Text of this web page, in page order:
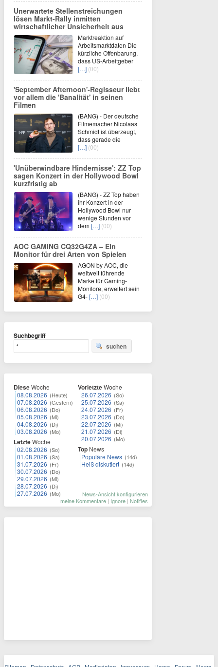
Unerwartete Stellenstreichungen
lösen Markt-Rally inmitten
wirtschaftlicher Unsicherheit aus
Marktreaktion auf
Arbeitsmarktdaten Die
kürzliche Offenbarung,
dass US-Arbeitgeber
[…] (00)
'September Afternoon'-Regisseur liebt
vor allem die 'Banalität' in seinen
Filmen
(BANG) - Der deutsche
Filmemacher Nicolaas
Schmidt ist überzeugt,
dass gerade die
[…] (00)
'Unüberwindbare Hindernisse': ZZ Top
sagen Konzert in der Hollywood Bowl
kurzfristig ab
(BANG) - ZZ Top haben
ihr Konzert in der
Hollywood Bowl nur
wenige Stunden vor
dem[…] (00)
AOC GAMING CQ32G4ZA – Ein
Monitor für drei Arten von Spielen
AGON by AOC, die
weltweit führende
Marke für Gaming-
Monitore, erweitert sein
G4-[…] (00)
Suchbegriff
suchen
DieseWoche
08.08.2026 (Heute)
07.08.2026 (Gestern)
06.08.2026 (Do)
05.08.2026 (Mi)
04.08.2026 (Di)
03.08.2026 (Mo)
LetzteWoche
02.08.2026 (So)
01.08.2026 (Sa)
31.07.2026 (Fr)
30.07.2026 (Do)
29.07.2026 (Mi)
28.07.2026 (Di)
27.07.2026 (Mo)
VorletzteWoche
26.07.2026 (So)
25.07.2026 (Sa)
24.07.2026 (Fr)
23.07.2026 (Do)
22.07.2026 (Mi)
21.07.2026 (Di)
20.07.2026 (Mo)
Top News
Populäre News (14d)
Heiß diskutiert (14d)
News-Ansicht konfigurieren
meine Kommentare | Ignore | Notifies